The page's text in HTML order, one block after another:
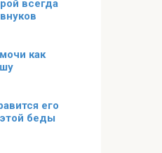
всегда
как
его
беды